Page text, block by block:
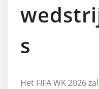
s
Het FIFA WK 2026